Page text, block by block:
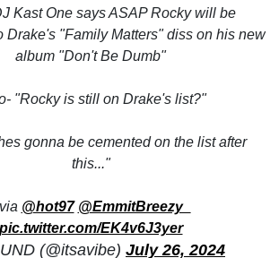
Kast One says ASAP Rocky will be
Drake's "Family Matters" diss on his new
album "Don't Be Dumb"
"Rocky is still on Drake's list?"
gonna be cemented on the list after
this..."
@hot97 @EmmitBreezy_
pic.twitter.com/EK4v6J3yer
(@itsavibe) July 26, 2024